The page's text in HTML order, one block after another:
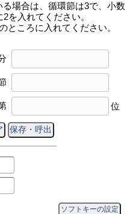
場合は、循環節は3で、小数
を入れてください。
ところに入れてください。
位
ソフトキーの設定